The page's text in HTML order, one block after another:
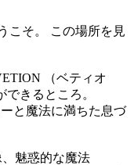
こそ。 この場所を見
（ベティオ
きるところ。
と魔法に満ちた息づ
魅惑的な魔法